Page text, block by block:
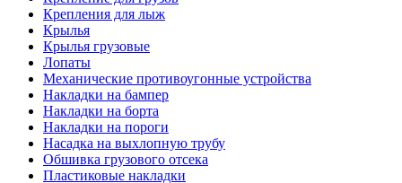
Крепления для лыж
Крылья
Крылья грузовые
Лопаты
Механические противоугонные устройства
Накладки на бампер
Накладки на борта
Накладки на пороги
Насадка на выхлопную трубу
Обшивка грузового отсека
Пластиковые накладки